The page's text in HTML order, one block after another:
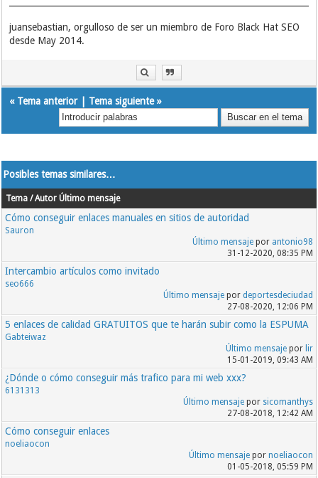
juansebastian, orgulloso de ser un miembro de Foro Black Hat SEO
desde May 2014.
« Tema anterior| Tema siguiente»
Posibles temas similares…
Tema / Autor Último mensaje
Cómo conseguir enlaces manuales en sitios de autoridad
Sauron
Último mensajepor antonio98
31-12-2020, 08:35 PM
Intercambio artículos como invitado
seo666
Último mensajepor deportesdeciudad
27-08-2020, 12:06 PM
5 enlaces de calidad GRATUITOS que te harán subir como la ESPUMA
Gabteiwaz
Último mensajepor lir
15-01-2019, 09:43 AM
¿Dónde o cómo conseguir más trafico para mi web xxx?
6131313
Último mensajepor sicomanthys
27-08-2018, 12:42 AM
Cómo conseguir enlaces
noeliaocon
Último mensajepor noeliaocon
01-05-2018, 05:59 PM